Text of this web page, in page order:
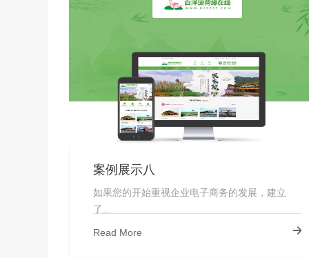
案例展示八
如果您的开始重视企业电子商务的发展，建立
了...
Read More